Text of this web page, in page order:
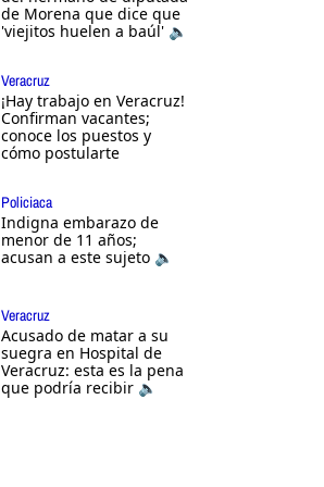
de Morena que dice que
'viejitos huelen a baúl' 🔈
Veracruz
¡Hay trabajo en Veracruz!
Confirman vacantes;
conoce los puestos y
cómo postularte
Policiaca
Indigna embarazo de
menor de 11 años;
acusan a este sujeto 🔈
Veracruz
Acusado de matar a su
suegra en Hospital de
Veracruz: esta es la pena
que podría recibir 🔈